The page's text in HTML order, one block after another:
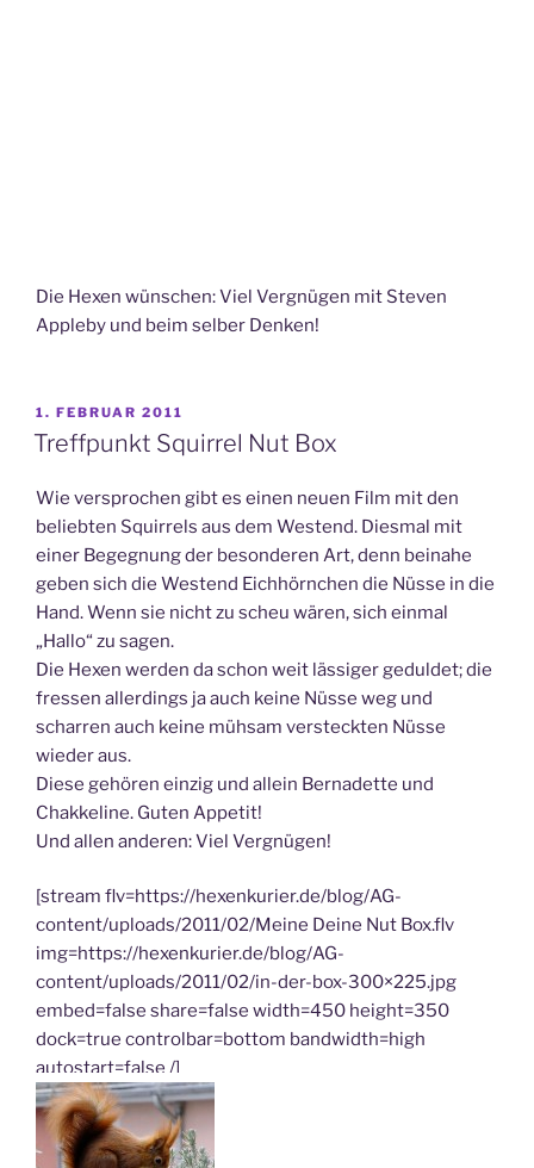
Die Hexen wünschen: Viel Vergnügen mit Steven
Appleby und beim selber Denken!
VERÖFFENTLICHT
AM
1. FEBRUAR 2011
Treffpunkt Squirrel Nut Box
Wie versprochen gibt es einen neuen Film mit den
beliebten Squirrels aus dem Westend. Diesmal mit
einer Begegnung der besonderen Art, denn beinahe
geben sich die Westend Eichhörnchen die Nüsse in die
Hand. Wenn sie nicht zu scheu wären, sich einmal
„Hallo“ zu sagen.
Die Hexen werden da schon weit lässiger geduldet; die
fressen allerdings ja auch keine Nüsse weg und
scharren auch keine mühsam versteckten Nüsse
wieder aus.
Diese gehören einzig und allein Bernadette und
Chakkeline. Guten Appetit!
Und allen anderen: Viel Vergnügen!
[stream flv=https://hexenkurier.de/blog/AG-
content/uploads/2011/02/Meine Deine Nut Box.flv
img=https://hexenkurier.de/blog/AG-
content/uploads/2011/02/in-der-box-300×225.jpg
embed=false share=false width=450 height=350
dock=true controlbar=bottom bandwidth=high
autostart=false /]